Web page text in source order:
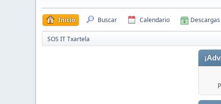
Inicio Buscar Calendario Descargas
SOS IT Txartela